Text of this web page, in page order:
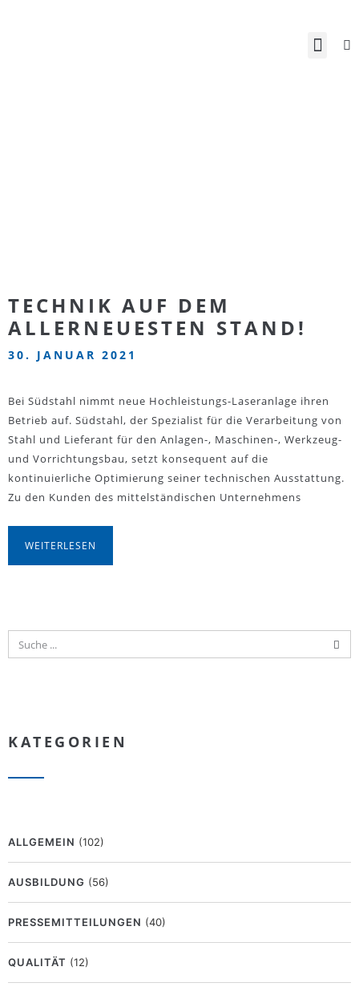
TECHNIK AUF DEM
ALLERNEUESTEN STAND!
30. JANUAR 2021
Bei Südstahl nimmt neue Hochleistungs-Laseranlage ihren
Betrieb auf. Südstahl, der Spezialist für die Verarbeitung von
Stahl und Lieferant für den Anlagen-, Maschinen-, Werkzeug-
und Vorrichtungsbau, setzt konsequent auf die
kontinuierliche Optimierung seiner technischen Ausstattung.
Zu den Kunden des mittelständischen Unternehmens
WEITERLESEN
KATEGORIEN
ALLGEMEIN (102)
AUSBILDUNG (56)
PRESSEMITTEILUNGEN (40)
QUALITÄT (12)